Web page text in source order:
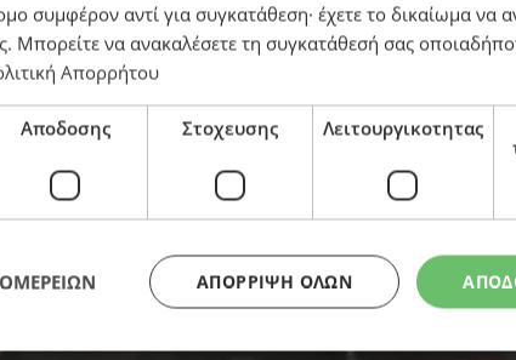
με κάμερες – Οι οδηγίες της Αστυνομίας και
συμφέρον αντί για συγκατάθεση· έχετε το δικαίωμα να
. Μπορείτε να ανακαλέσετε τη συγκατάθεσή σας
Απορρήτου
Αποδοσης Στοχευσης Λειτουργικοτητας
ΑΠΌΡΡΙΨΗ ΌΛΩΝ